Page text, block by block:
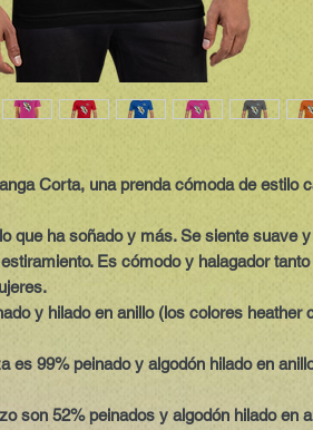
Corta, una prenda cómoda de estilo
que ha soñado y más. Se siente suave
Es cómodo y halagador
y hilado en anillo (los colores heather
es 99% peinado y algodón hilado en
son 52% peinados y algodón hilado en